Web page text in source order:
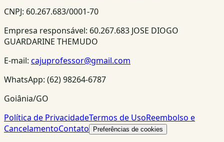
CNPJ: 60.267.683/0001-70
Empresa responsável: 60.267.683 JOSE DIOGO
GUARDARINE THEMUDO
E-mail: cajuprofessor@gmail.com
WhatsApp: (62) 98264-6787
Goiânia/GO
Política de PrivacidadeTermos de UsoReembolso e
CancelamentoContato Preferências de cookies